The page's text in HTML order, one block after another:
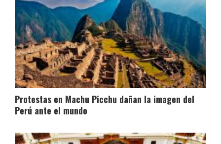
Protestas en Machu Picchu dañan la imagen del
Perú ante el mundo